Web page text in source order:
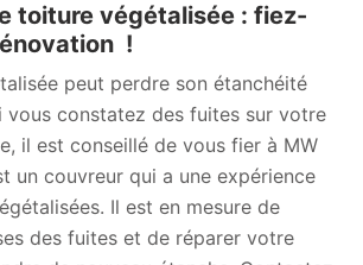
toiture végétalisée : fiez-
!
peut perdre son étanchéité
vous constatez des fuites sur votre
il est conseillé de vous fier à MW
un couvreur qui a une expérience
Il est en mesure de
des fuites et de réparer votre